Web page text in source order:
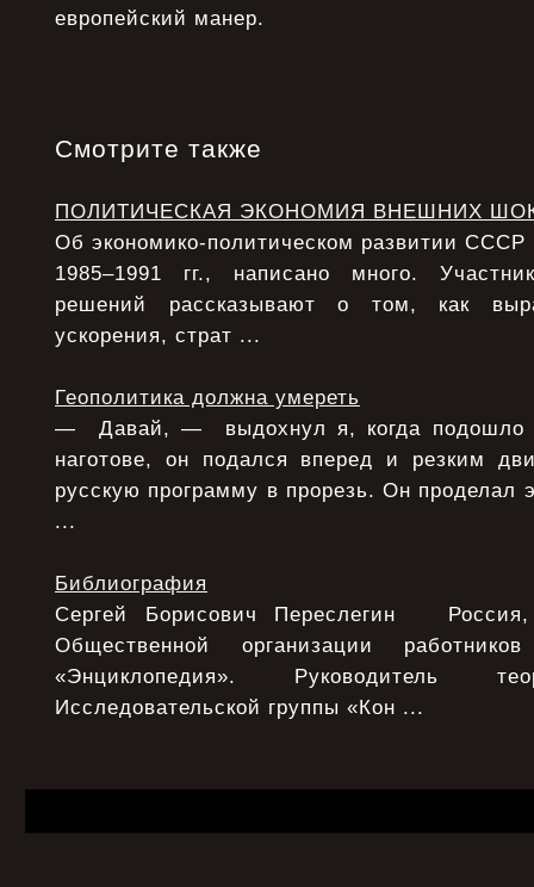
европейский манер.
Смотрите также
ПОЛИТИЧЕСКАЯ ЭКОНОМИЯ ВНЕШНИХ
Об экономико-политическом развитии СССР
1985–1991 гг., написано много.
решений рассказывают о том, как
ускорения, страт ...
Геополитика должна умереть
— Давай, — выдохнул я, когда подошло
наготове, он подался вперед и резким
русскую программу в прорезь. Он проделал
...
Библиография
Сергей Борисович Переслегин Россия,
Общественной организации
«Энциклопедия». Руководитель
Исследовательской группы «Кон ...